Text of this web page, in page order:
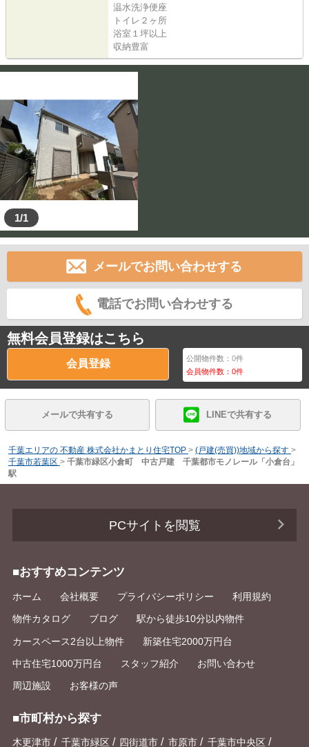
温水洗浄便座
トイレ２ヶ所
浴室１坪以上
収納豊富
1/1
メールでお問い合わせする
電話でお問い合わせする
無料会員登録はこちら
会員登録 公開物件数：0件
会員物件数：0件
メールで共有する LINEで共有する
千葉エリアの 不動産 株式会社かまとり住宅TOP > (戸建(売買))地域から探す >
千葉市若葉区 > 千葉市緑区小倉町 中古戸建 千葉都市モノレール「小倉台」
駅
PCサイトを閲覧
■おすすめコンテンツ
ホーム 会社概要 プライバシーポリシー 利用規約
物件カタログ ブログ 駅から徒歩10分以内物件
カースペース2台以上物件 新築住宅2000万円台
中古住宅1000万円台 スタッフ紹介 お問い合わせ
周辺施設 お客様の声
■市町村から探す
木更津市 / 千葉市緑区 / 四街道市 / 市原市 / 千葉市中央区 /